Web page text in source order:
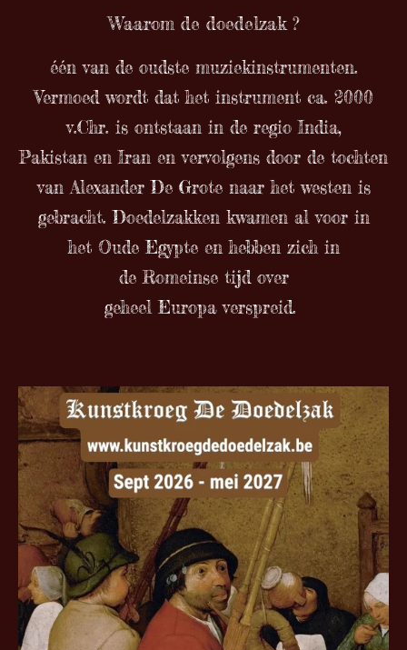
Waarom de doedelzak ?
één van de oudste muziekinstrumenten.
Vermoed wordt dat het instrument ca. 2000
v.Chr. is ontstaan in de regio India,
Pakistan en Iranen vervolgens door de tochten
van Alexander De Grotenaar het westen is
gebracht. Doedelzakken kwamen al voor in
het Oude Egypteen hebben zich in
de Romeinse tijd over
geheel Europaverspreid.